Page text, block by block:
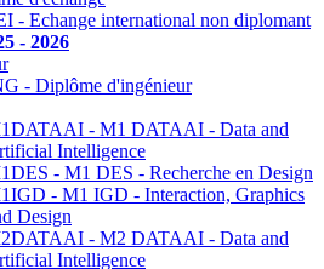
- Echange international non diplomant
- 2026
- Diplôme d'ingénieur
- M1 DATAAI - Data and
Intelligence
- M1 DES - Recherche en Design
- M1 IGD - Interaction, Graphics
Design
- M2 DATAAI - Data and
Intelligence